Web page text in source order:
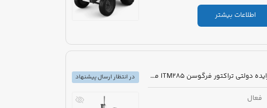
اطلاعات بیشتر
مزایده دولتی تراکتور فرگوسن ITM285 مدل 1380 رنگ قرمز به همراه ادوات کشاورزی
فعال
در انتظار ارسال پیشنهاد